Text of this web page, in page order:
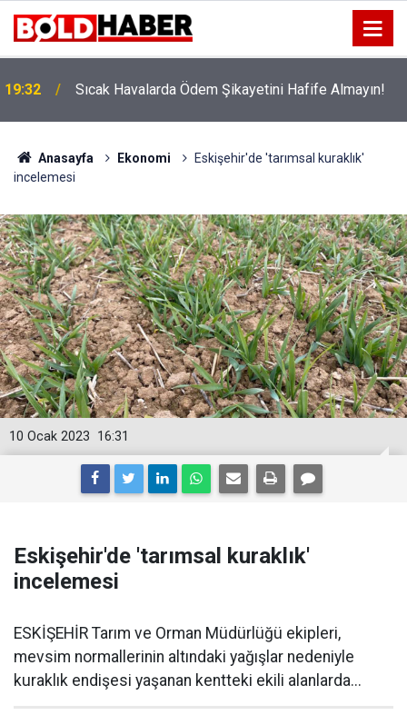
19:32 Sıcak Havalarda Ödem Şikayetini Hafife Almayın!
Anasayfa Ekonomi
Eskişehir'de 'tarımsal kuraklık'
incelemesi
16:31
10 Ocak 2023
Eskişehir'de 'tarımsal kuraklık'
incelemesi
ESKİŞEHİR Tarım ve Orman Müdürlüğü ekipleri,
mevsim normallerinin altındaki yağışlar nedeniyle
kuraklık endişesi yaşanan kentteki ekili alanlarda...